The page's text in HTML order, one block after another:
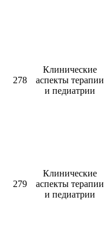
278
Клинические
аспекты терапии
и педиатрии
279
Клинические
аспекты терапии
и педиатрии